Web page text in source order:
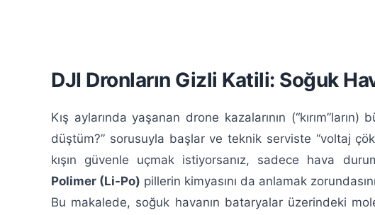
DJI Dronların Gizli Katili: Soğuk
Kış aylarında yaşanan drone kazalarının
düştüm?” sorusuyla başlar ve teknik serviste “voltaj
kışın güvenle uçmak istiyorsanız, sadece hava
Polimer (Li-Po) pillerin kimyasını da anlamak
Bu makalede, soğuk havanın bataryalar üzerindeki